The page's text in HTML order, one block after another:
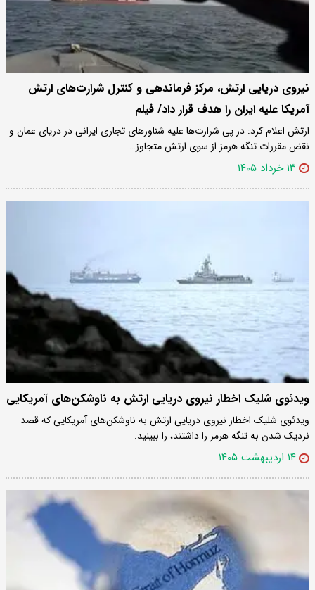
نیروی دریایی ارتش، مرکز فرماندهی و کنترل شرارت‌های ارتش
آمریکا علیه ایران را هدف قرار داد/ فیلم
ارتش اعلام کرد: در پی شرارت‌ها علیه شناورهای تجاری ایرانی در دریای عمان و
نقض مقررات تنگه هرمز از سوی ارتش متجاوز…
۱۳ خرداد ۱۴۰۵
ویدئوی شلیک اخطار نیروی دریایی ارتش به ناوشکن‌های آمریکایی
ویدئوی شلیک اخطار نیروی دریایی ارتش به ناوشکن‌های آمریکایی که قصد
نزدیک شدن به تنگه هرمز را داشتند، را ببینید.
۱۴ اردیبهشت ۱۴۰۵